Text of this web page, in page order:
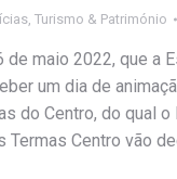
, Turismo & Património
de maio 2022, que a
um dia de
do Centro, do qual
Termas Centro vão